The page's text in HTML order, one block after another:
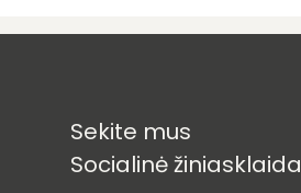
Sekite mus
Socialinė žiniasklaida